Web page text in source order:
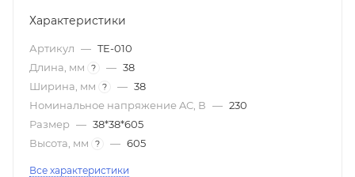
Характеристики
Артикул — TE-010
Длина, мм
? — 38
Ширина, мм
? — 38
Номинальное напряжение AC, В — 230
Размер — 38*38*605
Высота, мм
? — 605
Все характеристики